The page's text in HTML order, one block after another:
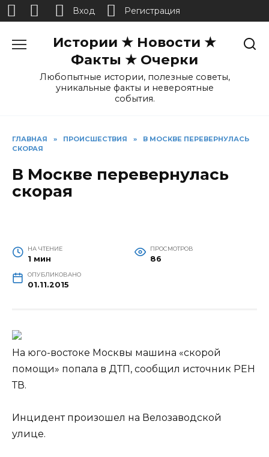
Истории ★ Новости ★
Факты ★ Очерки
Любопытные истории, полезные советы,
уникальные факты и невероятные
события.
ГЛАВНАЯ » ПРОИСШЕСТВИЯ »
В МОСКВЕ ПЕРЕВЕРНУЛАСЬ
СКОРАЯ
В Москве перевернулась
скорая
НА ЧТЕНИЕ
1 мин
ПРОСМОТРОВ
86
ОПУБЛИКОВАНО
01.11.2015
На юго-востоке Москвы машина «скорой
помощи» попала в ДТП, сообщил источник РЕН
ТВ.
Инцидент произошел на Велозаводской
улице.
Вход Регистрация